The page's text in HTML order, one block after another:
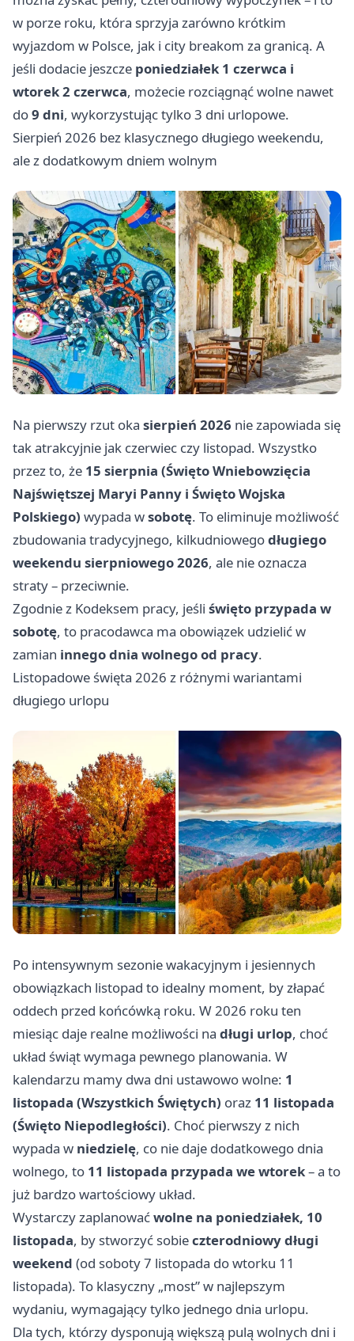
w porze roku, która sprzyja zarówno krótkim
wyjazdom w Polsce, jak i city breakom za granicą. A
jeśli dodacie jeszcze poniedziałek 1 czerwca i
wtorek 2 czerwca, możecie rozciągnąć wolne nawet
do9 dni, wykorzystując tylko 3 dni urlopowe.
Sierpień 2026 bez klasycznego długiego weekendu,
ale z dodatkowym dniem wolnym
Na pierwszy rzut oka sierpień 2026 nie zapowiada się
tak atrakcyjnie jak czerwiec czy listopad. Wszystko
przez to, że 15 sierpnia (Święto Wniebowzięcia
Najświętszej Maryi Panny i Święto Wojska
Polskiego) wypada wsobotę. To eliminuje możliwość
zbudowania tradycyjnego, kilkudniowegodługiego
weekendu sierpniowego 2026, ale nie oznacza
straty – przeciwnie.
Zgodnie z Kodeksem pracy, jeśli święto przypada w
sobotę, to pracodawca ma obowiązek udzielić w
zamian innego dnia wolnego od pracy.
Listopadowe święta 2026 z różnymi wariantami
długiego urlopu
Po intensywnym sezonie wakacyjnym i jesiennych
obowiązkach listopad to idealny moment, by złapać
oddech przed końcówką roku. W 2026 roku ten
miesiąc daje realne możliwości na długi urlop, choć
układ świąt wymaga pewnego planowania. W
kalendarzu mamy dwa dni ustawowo wolne: 1
listopada (Wszystkich Świętych) oraz 11 listopada
(Święto Niepodległości). Choć pierwszy z nich
wypada w niedzielę, co nie daje dodatkowego dnia
wolnego, to 11 listopada przypada we wtorek– a to
już bardzo wartościowy układ.
Wystarczy zaplanowaćwolne na poniedziałek, 10
listopada, by stworzyć sobieczterodniowy długi
weekend (od soboty 7 listopada do wtorku 11
listopada). To klasyczny „most” w najlepszym
wydaniu, wymagający tylko jednego dnia urlopu.
Dla tych, którzy dysponują większą pulą wolnych dni i